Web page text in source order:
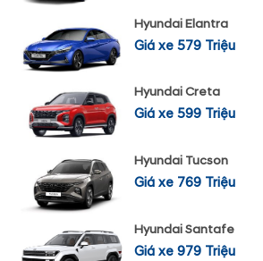
Hyundai Elantra
Giá xe 579 Triệu
Hyundai Creta
Giá xe 599 Triệu
Hyundai Tucson
Giá xe 769 Triệu
Hyundai Santafe
Giá xe 979 Triệu